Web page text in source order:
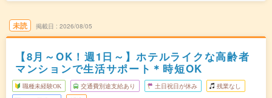
未読 掲載日 2026/08/05
【8月～OK！週1日～】ホテルライクな高齢者
マンションで生活サポート＊時短OK
職種未経験OK 交通費別途支給あり 土日祝日が休み 残業なし